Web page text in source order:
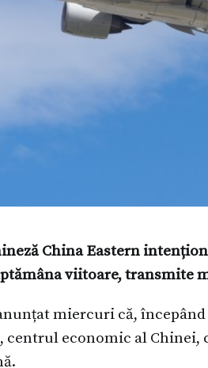
China Eastern
viitoare, transmite
miercuri că,
centrul economic al Chinei,